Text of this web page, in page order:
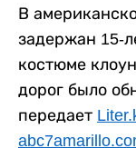
В
задержан 15-
костюме
дорог было
передает